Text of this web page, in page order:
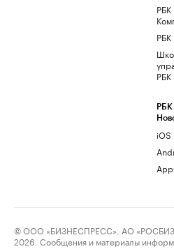
РБК
РБК
РБК
iOS
© ООО «БИЗНЕСПРЕСС», АО
2026. Сообщения и материалы